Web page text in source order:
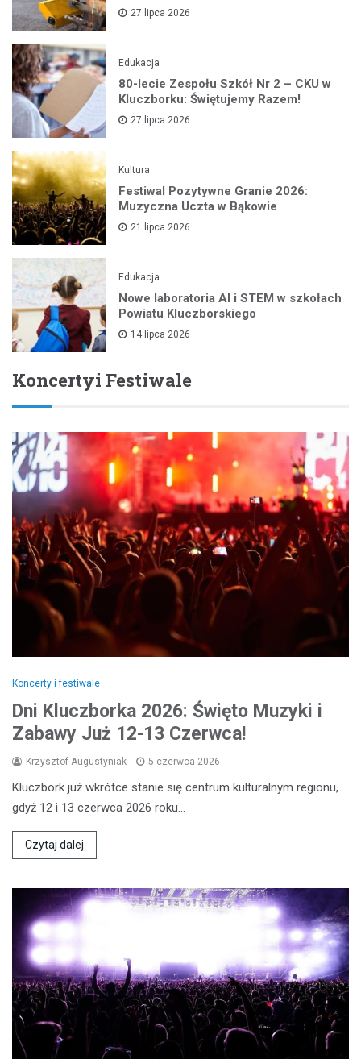
27 lipca 2026
Edukacja
80-lecie Zespołu Szkół Nr 2 – CKU w
Kluczborku: Świętujemy Razem!
27 lipca 2026
Kultura
Festiwal Pozytywne Granie 2026:
Muzyczna Uczta w Bąkowie
21 lipca 2026
Edukacja
Nowe laboratoria AI i STEM w szkołach
Powiatu Kluczborskiego
14 lipca 2026
Koncertyi Festiwale
Koncerty i festiwale
Dni Kluczborka 2026: Święto Muzyki i
Zabawy Już 12-13 Czerwca!
Krzysztof Augustyniak 5 czerwca 2026
Kluczbork już wkrótce stanie się centrum kulturalnym regionu,
gdyż 12 i 13 czerwca 2026 roku…
Czytaj dalej